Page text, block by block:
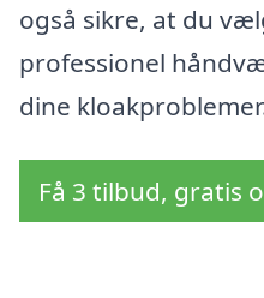
også sikre, at du
professionel
dine
Få 3 tilbud, gratis